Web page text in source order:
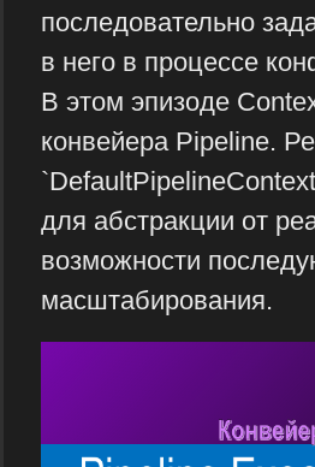
последовательно
в него в процессе
В этом эпизоде
конвейера Pipeline.
для абстракции от
возможности
масштабирования.